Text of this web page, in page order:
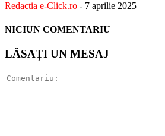
Redactia e-Click.ro - 7 aprilie 2025
NICIUN COMENTARIU
LĂSAȚI UN MESAJ